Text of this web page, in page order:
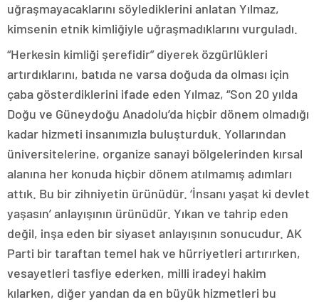
uğraşmayacaklarını söylediklerini anlatan Yılmaz,
kimsenin etnik kimliğiyle uğraşmadıklarını vurguladı.
“Herkesin kimliği şerefidir” diyerek özgürlükleri
artırdıklarını, batıda ne varsa doğuda da olması için
çaba gösterdiklerini ifade eden Yılmaz, “Son 20 yılda
Doğu ve Güneydoğu Anadolu’da hiçbir dönem olmadığı
kadar hizmeti insanımızla buluşturduk. Yollarından
üniversitelerine, organize sanayi bölgelerinden kırsal
alanına her konuda hiçbir dönem atılmamış adımları
attık. Bu bir zihniyetin ürünüdür. ‘İnsanı yaşat ki devlet
yaşasın’ anlayışının ürünüdür. Yıkan ve tahrip eden
değil, inşa eden bir siyaset anlayışının sonucudur. AK
Parti bir taraftan temel hak ve hürriyetleri artırırken,
vesayetleri tasfiye ederken, milli iradeyi hakim
kılarken, diğer yandan da en büyük hizmetleri bu